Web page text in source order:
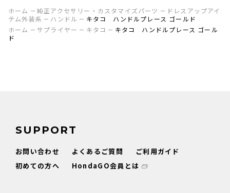
ホーム 純正アクセサリー・カスタマイズパーツ
ドレスアップアイ
テム外装系
ハンドル
キタコ ハンドルプレース ゴールド
ホーム
サプライヤー キタコ
キタコ ハンドルプレース ゴール
ド
SUPPORT
お問い合わせ よくあるご質問
ご利用ガイド
初めての方へ
HondaGO会員とは